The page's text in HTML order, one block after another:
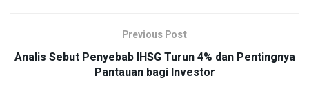
Previous Post
Analis Sebut Penyebab IHSG Turun 4% dan Pentingnya
Pantauan bagi Investor